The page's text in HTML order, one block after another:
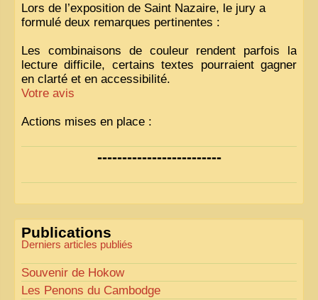
Lors de l’exposition de Saint Nazaire, le jury a
formulé deux remarques pertinentes :
Les combinaisons de couleur rendent parfois la
lecture difficile, certains textes pourraient gagner
en clarté et en accessibilité.
Votre avis
Actions mises en place :
Nous avons déjà ajusté les couleurs pour améliorer
« Comme tout bon collectionneur le sait, la
perfection est un idéal… mais nous y travaillons
-------------------------
Publications
Derniers articles publiés
Souvenir de Hokow
Les Penons du Cambodge